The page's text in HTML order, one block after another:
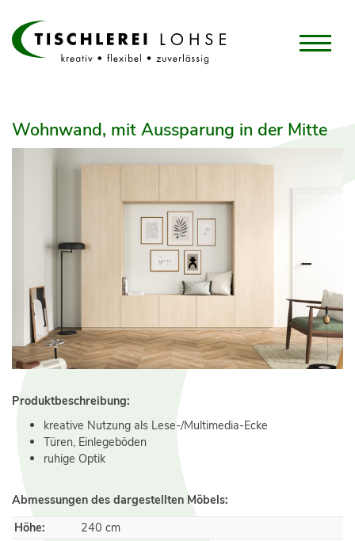
Wohnwand, mit Aussparung in der Mitte
Produktbeschreibung:
kreative Nutzung als Lese-/Multimedia-Ecke
Türen, Einlegeböden
ruhige Optik
Abmessungen des dargestellten Möbels:
Höhe:
240 cm